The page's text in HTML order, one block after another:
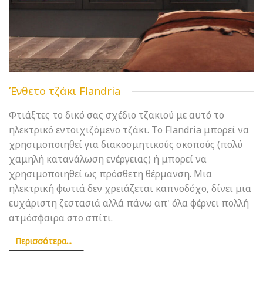
Ένθετο τζάκι Flandria
Φτιάξτες το δικό σας σχέδιο τζακιού με αυτό το
ηλεκτρικό εντοιχιζόμενο τζάκι. Το Flandria μπορεί να
χρησιμοποιηθεί για διακοσμητικούς σκοπούς (πολύ
χαμηλή κατανάλωση ενέργειας) ή μπορεί να
χρησιμοποιηθεί ως πρόσθετη θέρμανση. Μια
ηλεκτρική φωτιά δεν χρειάζεται καπνοδόχο, δίνει μια
ευχάριστη ζεστασιά αλλά πάνω απ' όλα φέρνει πολλή
ατμόσφαιρα στο σπίτι.
Περισσότερα...